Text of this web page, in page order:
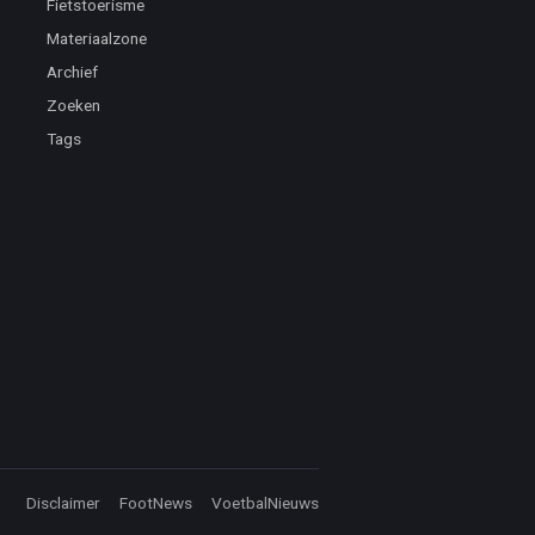
Fietstoerisme
Materiaalzone
Archief
Zoeken
Tags
Disclaimer FootNews VoetbalNieuws